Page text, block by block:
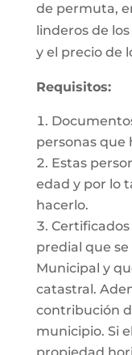
de permuta,
linderos de
y el precio de
Requisitos:
personas que
Estas
edad y por lo
hacerlo.
predial que se
Municipal y
catastral.
contribución
municipio. Si